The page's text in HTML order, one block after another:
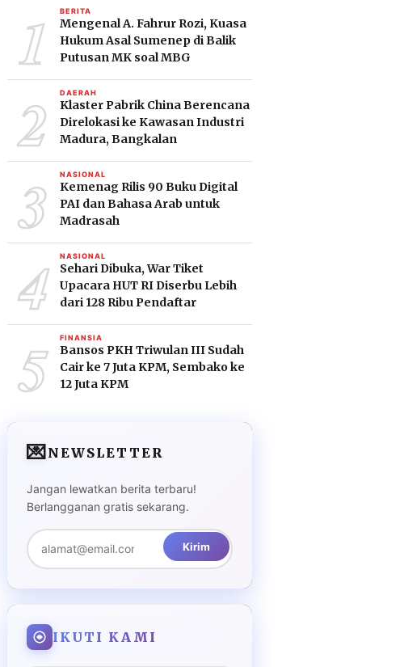
1 BERITA
Mengenal A. Fahrur Rozi, Kuasa
Hukum Asal Sumenep di Balik
Putusan MK soal MBG
2 DAERAH
Klaster Pabrik China Berencana
Direlokasi ke Kawasan Industri
Madura, Bangkalan
3 NASIONAL
Kemenag Rilis 90 Buku Digital
PAI dan Bahasa Arab untuk
Madrasah
4 NASIONAL
Sehari Dibuka, War Tiket
Upacara HUT RI Diserbu Lebih
dari 128 Ribu Pendaftar
5 FINANSIA
Bansos PKH Triwulan III Sudah
Cair ke 7 Juta KPM, Sembako ke
12 Juta KPM
💌NEWSLETTER
Jangan lewatkan berita terbaru!
Berlangganan gratis sekarang.
Kirim
IKUTI KAMI